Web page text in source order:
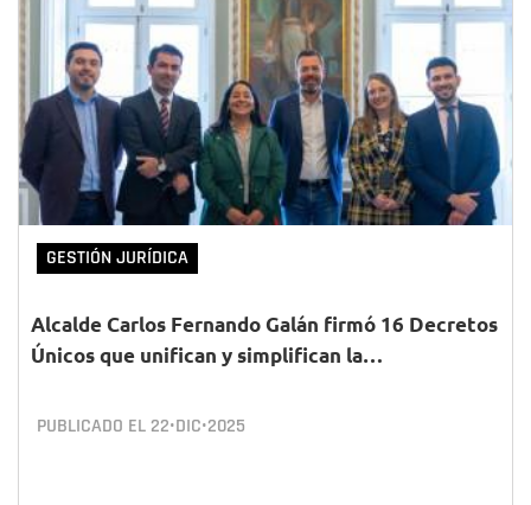
GESTIÓN JURÍDICA
Alcalde Carlos Fernando Galán firmó 16 Decretos
Únicos que unifican y simplifican la…
PUBLICADO EL 22•DIC•2025